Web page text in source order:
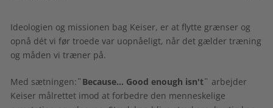
Ideologien og missionen bag Keiser, er at flytte grænser og
opnå dét vi før troede var uopnåeligt, når det gælder træning
og måden vi træner på.
Med sætningen:¨Because... Good enough isn't¨ arbejder
Keiser målrettet imod at forbedre den menneskelige